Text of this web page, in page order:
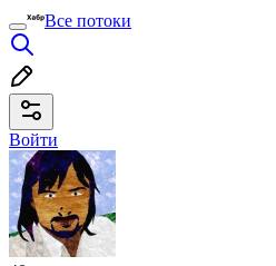
Все потоки
Войти